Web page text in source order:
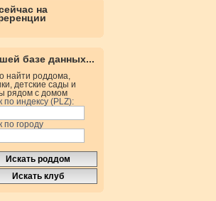
на
базе данных...
найти роддома,
детские сады и
рядом с домом
по индексу (PLZ):
по городу